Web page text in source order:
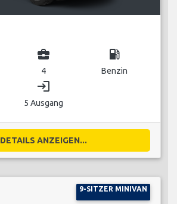
business_center
4
local_gas_station
Benzin
login
5 Ausgang
DETAILS ANZEIGEN...
9-SITZER MINIVAN